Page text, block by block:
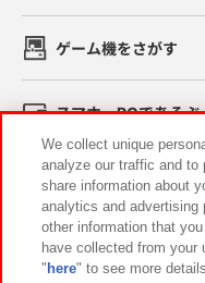
ゲーム機をさがす
スマホ・PCであそぶ
イベント・キャンペー
We collect unique
analyze our traffic and to
share information about
analytics and advertising
other information that
have collected from
" here" to see more